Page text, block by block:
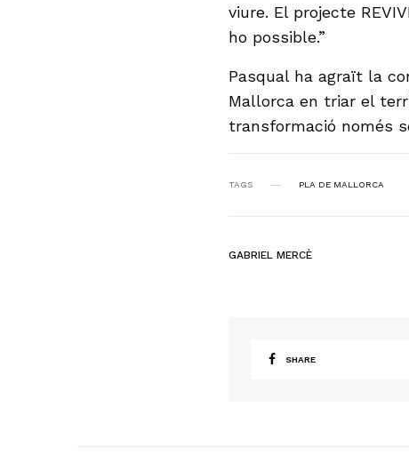
viure. El projecte
ho possible.”
Pasqual ha agraït la
Mallorca en triar el
transformació només
TAGS PLA DE MALLORCA
GABRIEL MERCÈ
SHARE